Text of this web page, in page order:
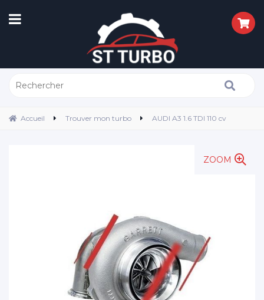
Accueil Trouver mon turbo AUDI A3 1.6 TDI 110 cv
ZOOM